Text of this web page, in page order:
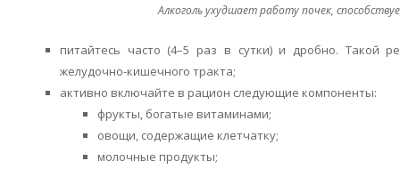
Алкоголь ухудшает работу почек,
питайтесь часто (4–5 раз в сутки) и дробно. Такой
желудочно-кишечного тракта;
активно включайте в рацион следующие компоненты:
фрукты, богатые витаминами;
овощи, содержащие клетчатку;
молочные продукты;